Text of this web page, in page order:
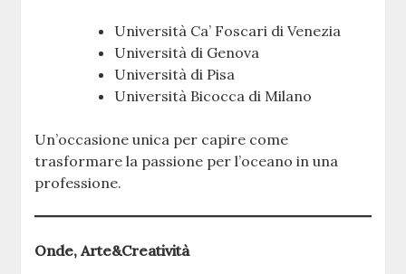
Università Ca’ Foscari di Venezia
Università di Genova
Università di Pisa
Università Bicocca di Milano
Un’occasione unica per capire come
trasformare la passione per l’oceano in una
professione.
Onde, Arte&Creatività